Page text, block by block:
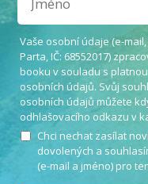
Vaše osobní údaje (e-
Parta, IČ: 68552017)
booku v souladu s
osobních údajů. Svůj
osobních údajů můžete
odhlašovacího odkazu v
Chci nechat zasílat
dovolených a
(e-mail a jméno) pro